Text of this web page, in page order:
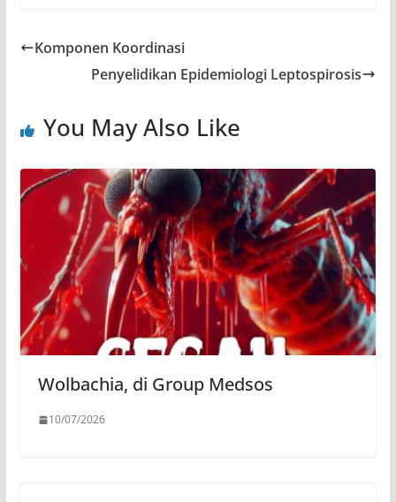
Komponen Koordinasi
Penyelidikan Epidemiologi Leptospirosis
You May Also Like
Wolbachia, di Group Medsos
10/07/2026